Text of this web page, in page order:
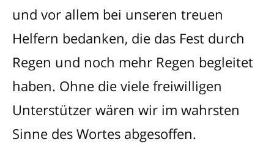
und vor allem bei unseren treuen
Helfern bedanken, die das Fest durch
Regen und noch mehr Regen begleitet
haben. Ohne die viele freiwilligen
Unterstützer wären wir im wahrsten
Sinne des Wortes abgesoffen.